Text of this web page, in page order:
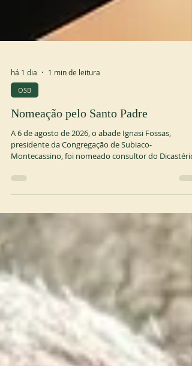
há 1 dia 1 min de leitura
OSB
Nomeação pelo Santo Padre
presidente da Congregação de Subiaco-
para os Institutos de Vida Consagrada e as
Sociedades de Vida Apostólica. Texto oficial:
https://press.vatican.va/content/salastampa/it/
disso, o padre Giordano Rota, abade de Pontida, foi
reconduzido no cargo por mais cinco anos.
https://www.benedettinisublacensicassinesi.org